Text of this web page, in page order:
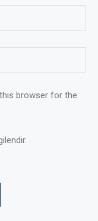
browser for the